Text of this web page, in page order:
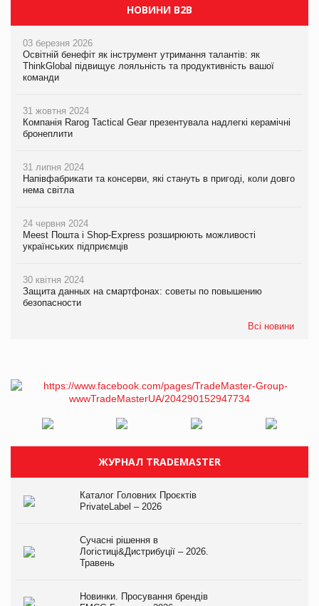
НОВИНИ B2B
03 березня 2026
Освітній бенефіт як інструмент утримання талантів: як
ThinkGlobal підвищує лояльність та продуктивність вашої
команди
31 жовтня 2024
Компанія Rarog Tactical Gear презентувала надлегкі керамічні
бронеплити
31 липня 2024
Напівфабрикати та консерви, які стануть в пригоді, коли довго
нема світла
24 червня 2024
Meest Пошта і Shop-Express розширюють можливості
українських підприємців
30 квітня 2024
Защита данных на смартфонах: советы по повышению
безопасности
Всі новини
ЖУРНАЛ TRADEMASTER
Каталог Головних Проєктів
PrivateLabel – 2026
Сучасні рішення в
Логістиці&Дистрибуції – 2026.
Травень
Новинки. Просування брендів